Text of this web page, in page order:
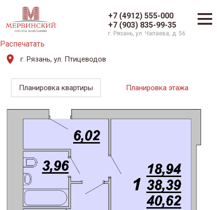
+7 (4912) 555-000
+7 (903) 835-99-35
г. Рязань, ул. Чапаева, д. 56
Распечатать
г. Рязань, ул. Птицеводов
Планировка квартиры Планировка этажа